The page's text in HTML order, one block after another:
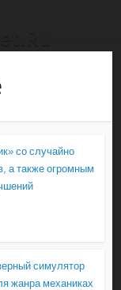
со случайно
а также огромным
симулятор
жанра механиках